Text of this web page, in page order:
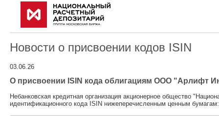
Новости о присвоении кодов ISIN
03.06.26
О присвоении ISIN кода облигациям ООО "Арлифт
Небанковская кредитная организация акционерное общество
идентификационного кода ISIN нижеперечисленным ценным бумагам: